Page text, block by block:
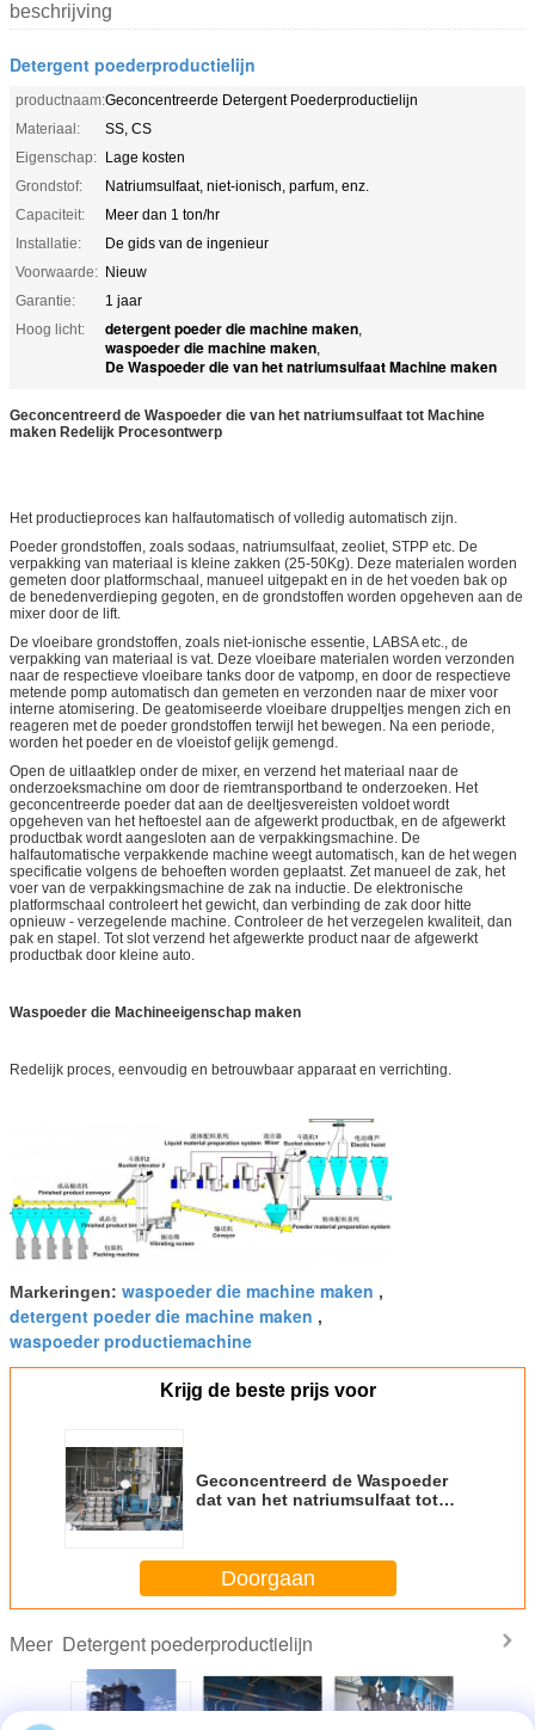
beschrijving
Detergent poederproductielijn
productnaam:Geconcentreerde Detergent Poederproductielijn
Materiaal:
SS, CS
Eigenschap: Lage kosten
Grondstof:
Natriumsulfaat, niet-ionisch, parfum, enz.
Capaciteit:
Meer dan 1 ton/hr
Installatie:
De gids van de ingenieur
Voorwaarde: Nieuw
Garantie:
1 jaar
Hoog licht:
detergent poeder die machine maken,
waspoeder die machine maken,
De Waspoeder die van het natriumsulfaat Machine maken
Geconcentreerd de Waspoeder die van het natriumsulfaat tot Machine
maken Redelijk Procesontwerp
Het productieproces kan halfautomatisch of volledig automatisch zijn.
Poeder grondstoffen, zoals sodaas, natriumsulfaat, zeoliet, STPP etc. De
verpakking van materiaal is kleine zakken (25-50Kg). Deze materialen worden
gemeten door platformschaal, manueel uitgepakt en in de het voeden bak op
de benedenverdieping gegoten, en de grondstoffen worden opgeheven aan de
mixer door de lift.
De vloeibare grondstoffen, zoals niet-ionische essentie, LABSA etc., de
verpakking van materiaal is vat. Deze vloeibare materialen worden verzonden
naar de respectieve vloeibare tanks door de vatpomp, en door de respectieve
metende pomp automatisch dan gemeten en verzonden naar de mixer voor
interne atomisering. De geatomiseerde vloeibare druppeltjes mengen zich en
reageren met de poeder grondstoffen terwijl het bewegen. Na een periode,
worden het poeder en de vloeistof gelijk gemengd.
Open de uitlaatklep onder de mixer, en verzend het materiaal naar de
onderzoeksmachine om door de riemtransportband te onderzoeken. Het
geconcentreerde poeder dat aan de deeltjesvereisten voldoet wordt
opgeheven van het heftoestel aan de afgewerkt productbak, en de afgewerkt
productbak wordt aangesloten aan de verpakkingsmachine. De
halfautomatische verpakkende machine weegt automatisch, kan de het wegen
specificatie volgens de behoeften worden geplaatst. Zet manueel de zak, het
voer van de verpakkingsmachine de zak na inductie. De elektronische
platformschaal controleert het gewicht, dan verbinding de zak door hitte
opnieuw - verzegelende machine. Controleer de het verzegelen kwaliteit, dan
pak en stapel. Tot slot verzend het afgewerkte product naar de afgewerkt
productbak door kleine auto.
Waspoeder die Machineeigenschap maken
Redelijk proces, eenvoudig en betrouwbaar apparaat en verrichting.
Markeringen: waspoeder die machine maken ,
detergent poeder die machine maken ,
waspoeder productiemachine
Krijg de beste prijs voor
Geconcentreerd de Waspoeder
dat van het natriumsulfaat tot
Doorgaan
Meer Detergent poederproductielijn